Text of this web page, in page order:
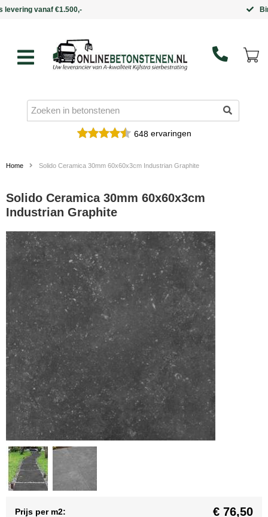
648ervaringen
Home Solido Ceramica 30mm 60x60x3cm Industrian Graphite
Solido Ceramica 30mm 60x60x3cm
Industrian Graphite
Prijs per m2: € 76,50